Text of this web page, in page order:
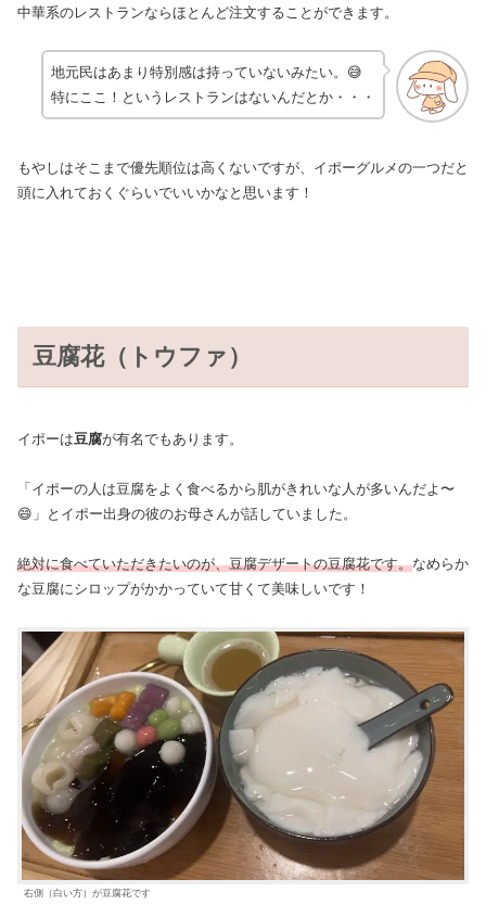
中華系のレストランならほとんど注文することができます。
地元民はあまり特別感は持っていないみたい。😅
特にここ！というレストランはないんだとか・・・
もやしはそこまで優先順位は高くないですが、イポーグルメの一つだと
頭に入れておくぐらいでいいかなと思います！
豆腐花（トウファ）
イポーは豆腐が有名でもあります。
「イポーの人は豆腐をよく食べるから肌がきれいな人が多いんだよ〜
😄」とイポー出身の彼のお母さんが話していました。
絶対に食べていただきたいのが、豆腐デザートの豆腐花です。なめらか
な豆腐にシロップがかかっていて甘くて美味しいです！
右側（白い方）が豆腐花です